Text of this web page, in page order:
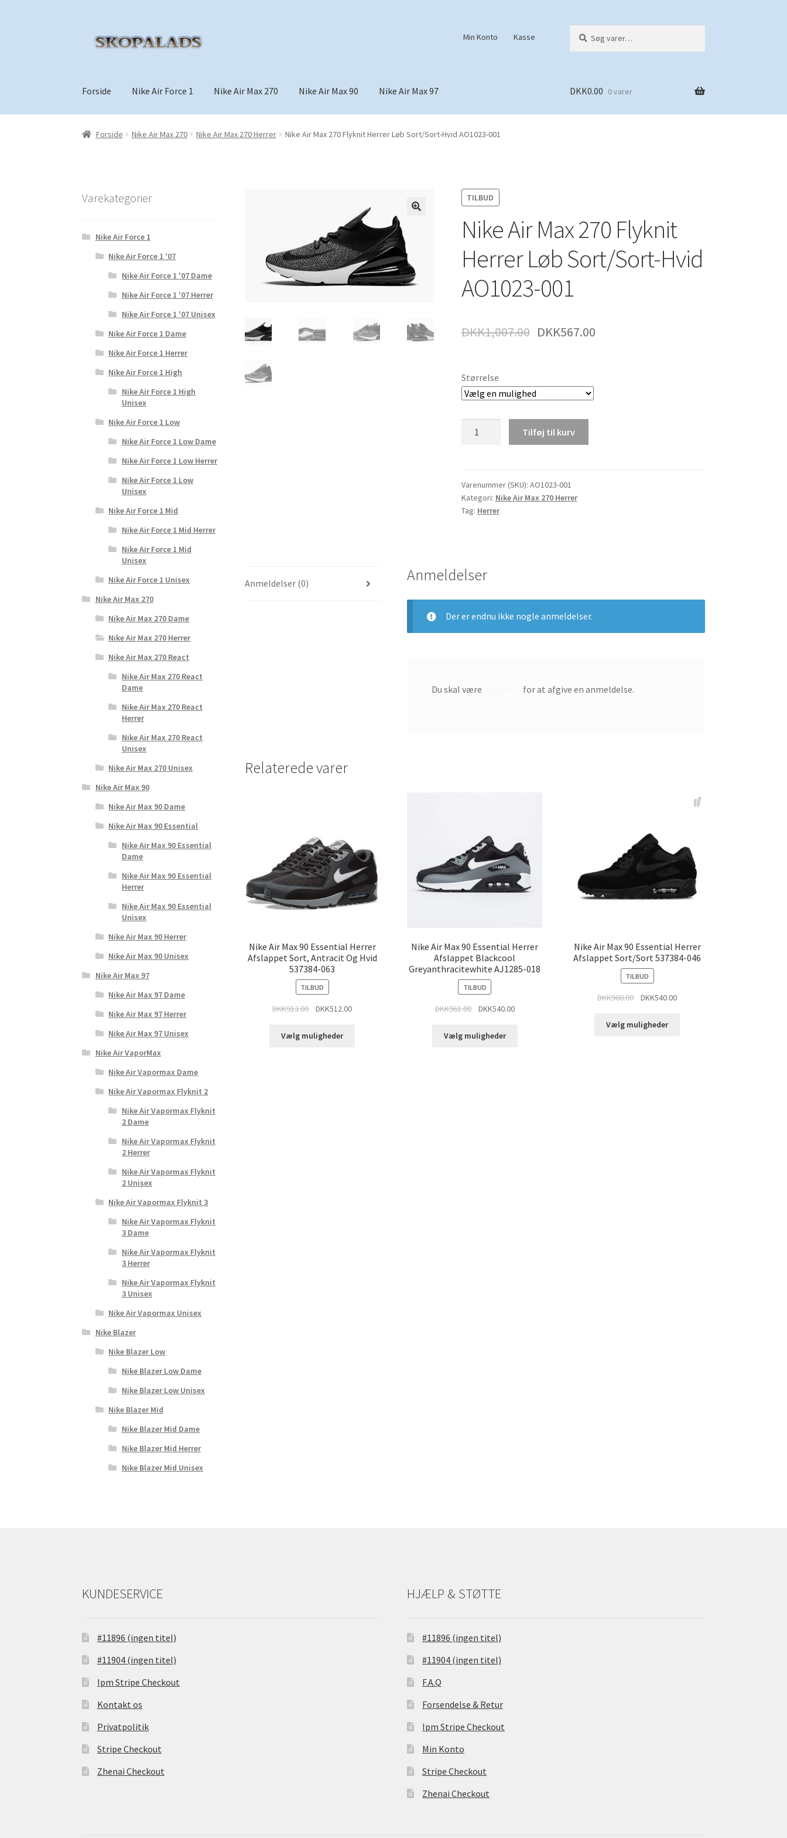
Min Konto Kasse
efter:
Forside Nike Air Force 1 Nike Air Max 270 Nike Air Max 90 Nike Air Max 97 DKK0.00 0 varer
Forside Nike Air Max 270 Nike Air Max 270 Herrer Nike Air Max 270 Flyknit Herrer Løb Sort/Sort-Hvid AO1023-001
TILBUD
Nike Air Max 270 Flyknit
Herrer Løb Sort/Sort-Hvid
AO1023-001
DKK1,007.00 DKK567.00
Størrelse
Flyknit
Herrer
Løb
001
Tilføj til kurv
Varenummer (SKU): AO1023-001
Kategori: Nike Air Max 270 Herrer
Tag: Herrer
Anmeldelser (0) Anmeldelser
Der er endnu ikke nogle anmeldelser.
Du skal være for at afgive en anmeldelse.
Relaterede varer
Nike Air Max 90 Essential Herrer
Afslappet Sort, Antracit Og Hvid
537384-063
TILBUD
DKK913.00 DKK512.00
Vælg muligheder
Nike Air Max 90 Essential Herrer
Afslappet Blackcool
Greyanthracitewhite AJ1285-018
TILBUD
DKK961.00 DKK540.00
Vælg muligheder
Nike Air Max 90 Essential Herrer
Afslappet Sort/Sort 537384-046
TILBUD
DKK960.00 DKK540.00
Vælg muligheder
Varekategorier
Nike Air Force 1
Nike Air Force 1 '07
Nike Air Force 1 '07 Dame
Nike Air Force 1 '07 Herrer
Nike Air Force 1 '07 Unisex
Nike Air Force 1 Dame
Nike Air Force 1 Herrer
Nike Air Force 1 High
Nike Air Force 1 High
Unisex
Nike Air Force 1 Low
Nike Air Force 1 Low Dame
Nike Air Force 1 Low Herrer
Nike Air Force 1 Low
Unisex
Nike Air Force 1 Mid
Nike Air Force 1 Mid Herrer
Nike Air Force 1 Mid
Unisex
Nike Air Force 1 Unisex
Nike Air Max 270
Nike Air Max 270 Dame
Nike Air Max 270 Herrer
Nike Air Max 270 React
Nike Air Max 270 React
Dame
Nike Air Max 270 React
Herrer
Nike Air Max 270 React
Unisex
Nike Air Max 270 Unisex
Nike Air Max 90
Nike Air Max 90 Dame
Nike Air Max 90 Essential
Nike Air Max 90 Essential
Dame
Nike Air Max 90 Essential
Herrer
Nike Air Max 90 Essential
Unisex
Nike Air Max 90 Herrer
Nike Air Max 90 Unisex
Nike Air Max 97
Nike Air Max 97 Dame
Nike Air Max 97 Herrer
Nike Air Max 97 Unisex
Nike Air VaporMax
Nike Air Vapormax Dame
Nike Air Vapormax Flyknit 2
Nike Air Vapormax Flyknit
2 Dame
Nike Air Vapormax Flyknit
2 Herrer
Nike Air Vapormax Flyknit
2 Unisex
Nike Air Vapormax Flyknit 3
Nike Air Vapormax Flyknit
3 Dame
Nike Air Vapormax Flyknit
3 Herrer
Nike Air Vapormax Flyknit
3 Unisex
Nike Air Vapormax Unisex
Nike Blazer
Nike Blazer Low
Nike Blazer Low Dame
Nike Blazer Low Unisex
Nike Blazer Mid
Nike Blazer Mid Dame
Nike Blazer Mid Herrer
Nike Blazer Mid Unisex
KUNDESERVICE
#11896 (ingen titel)
#11904 (ingen titel)
Ipm Stripe Checkout
Kontakt os
Privatpolitik
Stripe Checkout
Zhenai Checkout
HJÆLP & STØTTE
#11896 (ingen titel)
#11904 (ingen titel)
F.A.Q
Forsendelse & Retur
Ipm Stripe Checkout
Min Konto
Stripe Checkout
Zhenai Checkout